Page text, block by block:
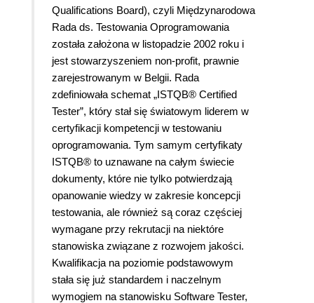
Qualifications Board), czyli Międzynarodowa
Rada ds. Testowania Oprogramowania
została założona w listopadzie 2002 roku i
jest stowarzyszeniem non-profit, prawnie
zarejestrowanym w Belgii. Rada
zdefiniowała schemat „ISTQB® Certified
Tester”, który stał się światowym liderem w
certyfikacji kompetencji w testowaniu
oprogramowania. Tym samym certyfikaty
ISTQB® to uznawane na całym świecie
dokumenty, które nie tylko potwierdzają
opanowanie wiedzy w zakresie koncepcji
testowania, ale również są coraz częściej
wymagane przy rekrutacji na niektóre
stanowiska związane z rozwojem jakości.
Kwalifikacja na poziomie podstawowym
stała się już standardem i naczelnym
wymogiem na stanowisku Software Tester,